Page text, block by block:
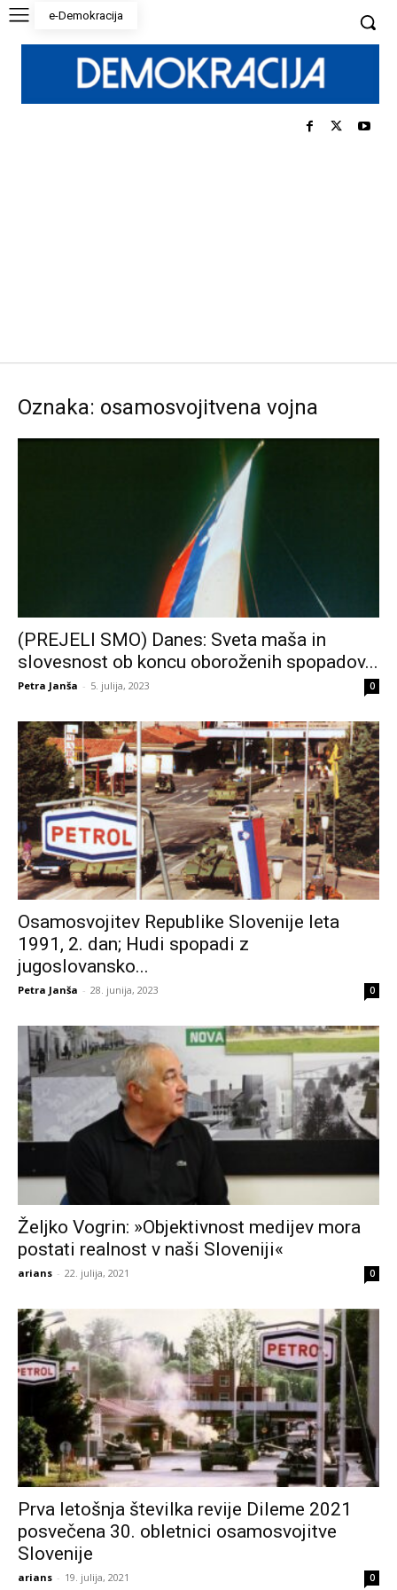
e-Demokracija
Oznaka: osamosvojitvena vojna
(PREJELI SMO) Danes: Sveta maša in
slovesnost ob koncu oboroženih spopadov...
Petra Janša - 5. julija, 2023 0
Osamosvojitev Republike Slovenije leta
1991, 2. dan; Hudi spopadi z
jugoslovansko...
Petra Janša - 28. junija, 2023 0
Željko Vogrin: »Objektivnost medijev mora
postati realnost v naši Sloveniji«
arians - 22. julija, 2021 0
Prva letošnja številka revije Dileme 2021
posvečena 30. obletnici osamosvojitve
Slovenije
arians - 19. julija, 2021 0